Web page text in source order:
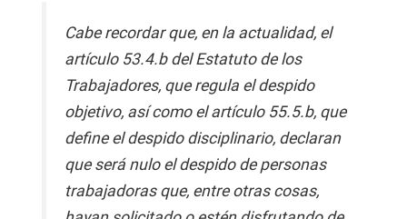
Cabe recordar que, en la actualidad, el
artículo 53.4.b del Estatuto de los
Trabajadores, que regula el despido
objetivo, así como el artículo 55.5.b, que
define el despido disciplinario, declaran
que será nulo el despido de personas
trabajadoras que, entre otras cosas,